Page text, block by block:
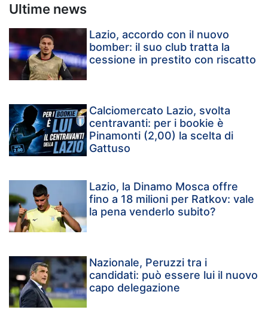
Ultime news
Lazio, accordo con il nuovo
bomber: il suo club tratta la
cessione in prestito con riscatto
Calciomercato Lazio, svolta
centravanti: per i bookie è
Pinamonti (2,00) la scelta di
Gattuso
Lazio, la Dinamo Mosca offre
fino a 18 milioni per Ratkov: vale
la pena venderlo subito?
Nazionale, Peruzzi tra i
candidati: può essere lui il nuovo
capo delegazione